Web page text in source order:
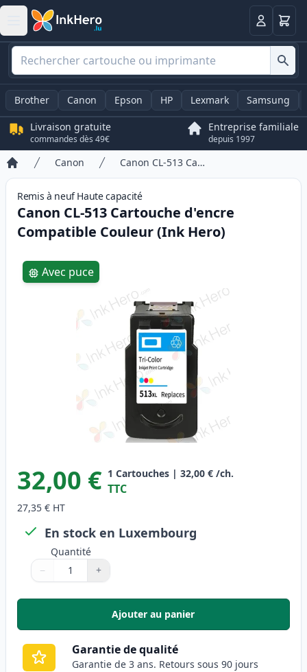
Panier
Brother Canon Epson HP Lexmark Samsung
Livraison gratuite
commandes dès 49€
Entreprise familiale
depuis 1997
Accueil
Canon Canon CL-513 Cartouche d'encre Compatible Couleur (Ink Hero)
Remis à neuf Hautecapacité
Canon CL-513 Cartouche d'encre
Compatible Couleur (Ink Hero)
Product information
Avec puce
32,00 € 1 Cartouches | 32,00 € /ch.
TTC
27,35 € HT
En stock en Luxembourg
Quantité
Quantité
Utilisez les boutons pour ajuster
− +
Quantité
Ajouter au panier
,Canon CL-513 cartouche
Garantie de qualité
Garantie de 3 ans. Retours sous 90 jours